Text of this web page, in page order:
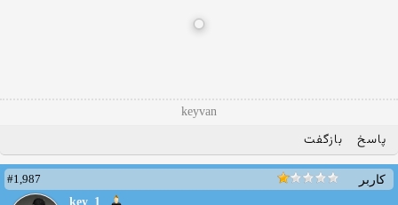
keyvan
پاسخ بازگفت
کاربر
#1,987
key_1